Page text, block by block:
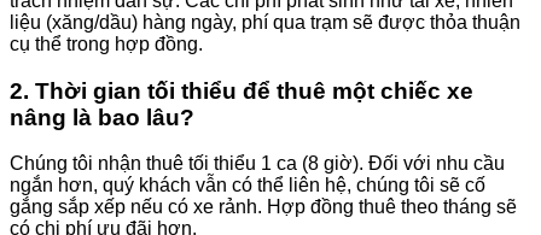
liệu (xăng/dầu) hàng ngày, phí qua trạm sẽ được thỏa thuận
cụ thể trong hợp đồng.
2. Thời gian tối thiểu để thuê một chiếc xe
nâng là bao lâu?
Chúng tôi nhận thuê tối thiểu 1 ca (8 giờ). Đối với nhu cầu
ngắn hơn, quý khách vẫn có thể liên hệ, chúng tôi sẽ cố
gắng sắp xếp nếu có xe rảnh. Hợp đồng thuê theo tháng sẽ
có chi phí ưu đãi hơn.